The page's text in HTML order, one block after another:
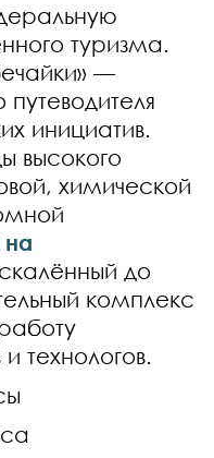
туризма.
—
инициатив.
высокого
химической
на
до
комплекс
технологов.